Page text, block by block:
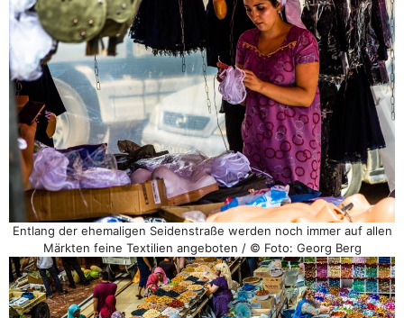
Entlang der ehemaligen Seidenstraße werden noch immer auf allen
Märkten feine Textilien angeboten / © Foto: Georg Berg